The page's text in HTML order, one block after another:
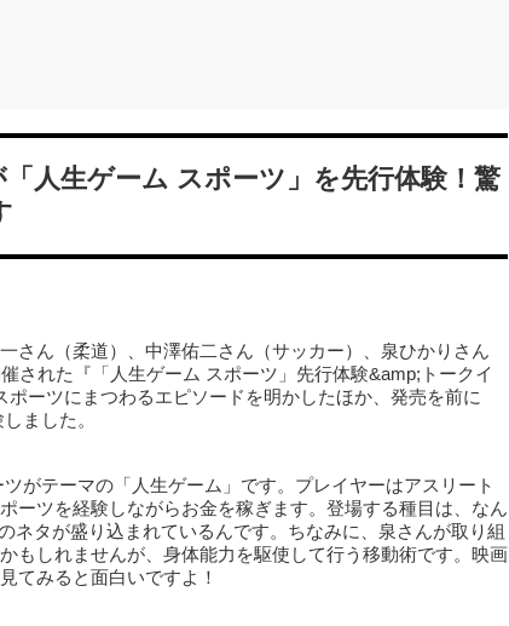
人生ゲーム スポーツ」を先行体験！驚
さん（柔道）、中澤佑二さん（サッカー）、泉ひかりさん
された『「人生ゲーム スポーツ」先行体験&amp;トークイ
ーツにまつわるエピソードを明かしたほか、発売を前に
ました。
がテーマの「人生ゲーム」です。プレイヤーはアスリート
ーツを経験しながらお金を稼ぎます。登場する種目は、なん
ネタが盛り込まれているんです。ちなみに、泉さんが取り組
もしれませんが、身体能力を駆使して行う移動術です。映画
てみると面白いですよ！